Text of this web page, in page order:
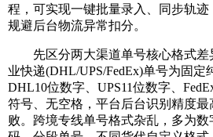
程，可实现一键批量录入、同步轨迹
规避后台物流异常扣分。
先区分两大渠道单号核心格式差
业快递(DHL/UPS/FedEx)单号为固定
DHL10位数字、UPS11位数字、
符号、无空格，平台后台识别精度
败。跨境专线单号格式杂乱，多为